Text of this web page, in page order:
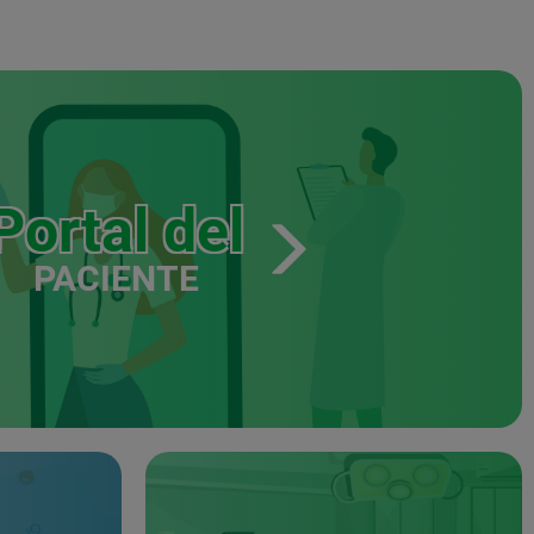
del
PACIENTE